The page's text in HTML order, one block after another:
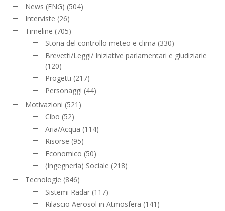
News (ENG) (504)
Interviste (26)
Timeline (705)
Storia del controllo meteo e clima (330)
Brevetti/Leggi/ Iniziative parlamentari e giudiziarie
(120)
Progetti (217)
Personaggi (44)
Motivazioni (521)
Cibo (52)
Aria/Acqua (114)
Risorse (95)
Economico (50)
(Ingegneria) Sociale (218)
Tecnologie (846)
Sistemi Radar (117)
Rilascio Aerosol in Atmosfera (141)